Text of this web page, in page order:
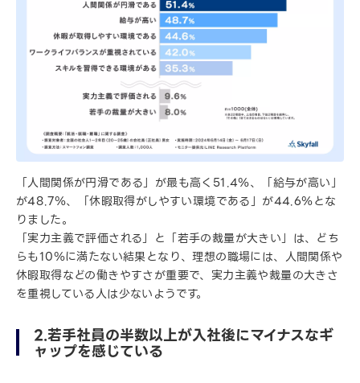
「人間関係が円滑である」が最も高く51.4％、「給与が高い」
が48.7％、「休暇取得がしやすい環境である」が44.6％とな
りました。
「実力主義で評価される」と「若手の裁量が大きい」は、どち
らも10％に満たない結果となり、理想の職場には、人間関係や
休暇取得などの働きやすさが重要で、実力主義や裁量の大きさ
を重視している人は少ないようです。
2.若手社員の半数以上が入社後にマイナスなギ
ャップを感じている